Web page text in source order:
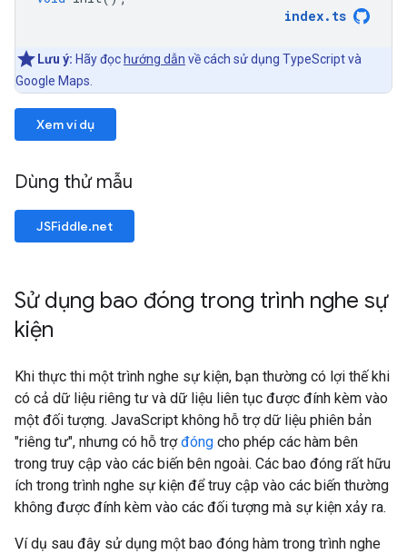
index. ts
Lưu ý: Hãy đọc hướng dẫn về cách sử dụng TypeScript và
Google Maps.
Xem ví dụ
Dùng thử mẫu
JSFiddle.net
Sử dụng bao đóng trong trình nghe sự
kiện
Khi thực thi một trình nghe sự kiện, bạn thường có lợi thế khi
có cả dữ liệu riêng tư và dữ liệu liên tục được đính kèm vào
một đối tượng. JavaScript không hỗ trợ dữ liệu phiên bản
"riêng tư", nhưng có hỗ trợđóng cho phép các hàm bên
trong truy cập vào các biến bên ngoài. Các bao đóng rất hữu
ích trong trình nghe sự kiện để truy cập vào các biến thường
không được đính kèm vào các đối tượng mà sự kiện xảy ra.
Ví dụ sau đây sử dụng một bao đóng hàm trong trình nghe